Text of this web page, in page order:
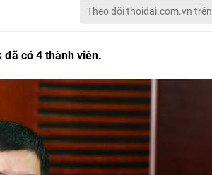
Theo dõi thoidai.com.vn trên
đã có 4 thành viên.